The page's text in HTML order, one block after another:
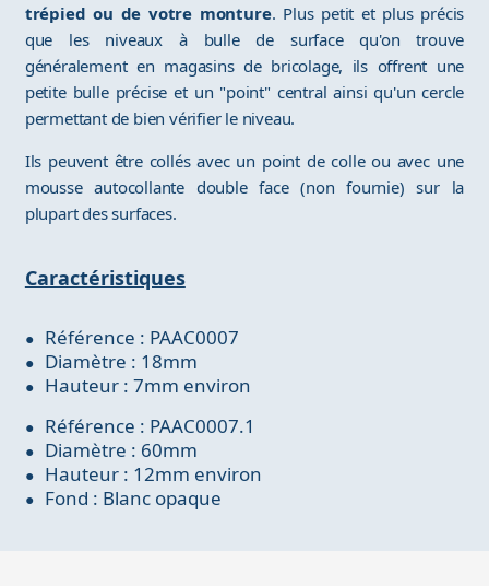
trépied ou de votre monture. Plus petit et plus précis
que les niveaux à bulle de surface qu'on trouve
généralement en magasins de bricolage, ils offrent une
petite bulle précise et un "point" central ainsi qu'un cercle
permettant de bien vérifier le niveau.
Ils peuvent être collés avec un point de colle ou avec une
mousse autocollante double face (non fournie) sur la
plupart des surfaces.
Caractéristiques
Référence : PAAC0007
Diamètre : 18mm
Hauteur : 7mm environ
Référence : PAAC0007.1
Diamètre : 60mm
Hauteur : 12mm environ
Fond : Blanc opaque